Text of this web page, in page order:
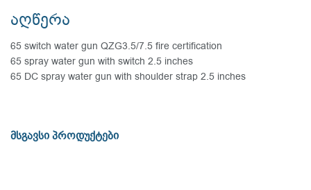
აღწერა
65 switch water gun QZG3.5/7.5 fire certification
65 spray water gun with switch 2.5 inches
65 DC spray water gun with shoulder strap 2.5 inches
მსგავსი პროდუქტები